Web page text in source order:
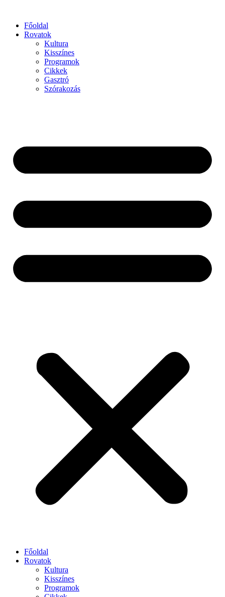
Főoldal
Rovatok
Kultura
Kisszínes
Programok
Cikkek
Gasztró
Szórakozás
Főoldal
Rovatok
Kultura
Kisszínes
Programok